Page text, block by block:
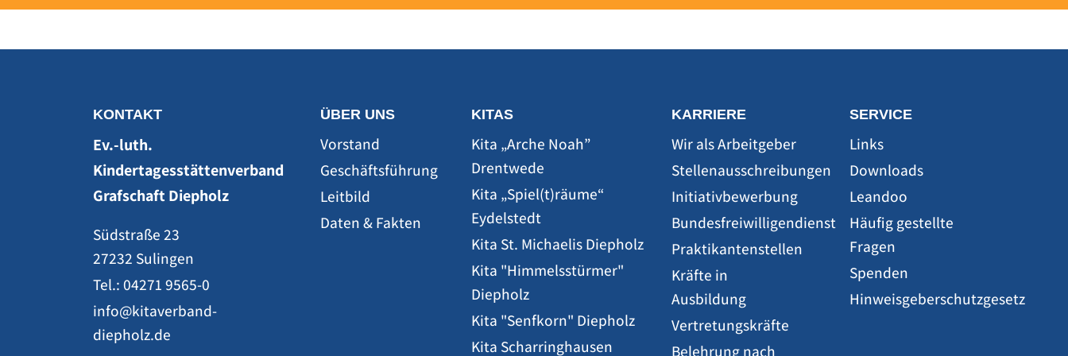
KONTAKT
Ev.-luth.
Kindertagesstättenverband
Grafschaft Diepholz
Südstraße 23
27232 Sulingen
Tel.: 04271 9565-0
ÜBER UNS
Vorstand
Geschäftsführung
Leitbild
Daten & Fakten
KITAS
Kita „Arche Noah”
Drentwede
Kita „Spiel(t)räume“
Eydelstedt
Kita St. Michaelis Diepholz
Kita "Himmelsstürmer"
Diepholz
Kita "Senfkorn" Diepholz
Kita Scharringhausen
KARRIERE
Wir als Arbeitgeber
Stellenausschreibungen
Initiativbewerbung
Bundesfreiwilligendienst
Praktikantenstellen
Kräfte in
Ausbildung
Vertretungskräfte
Belehrung nach
SERVICE
Links
Downloads
Leandoo
Häufig gestellte
Fragen
Spenden
Hinweisgeberschutzgesetz